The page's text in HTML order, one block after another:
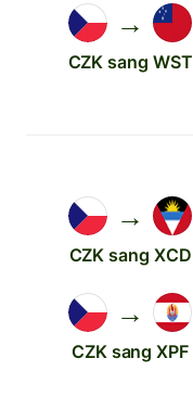
→
CZK sang WST
→
CZK sang XCD
→
CZK sang XPF